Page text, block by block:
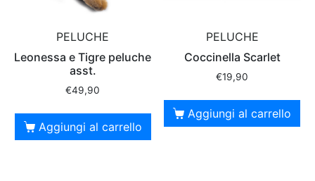
PELUCHE
Leonessa e Tigre peluche
asst.
€49,90
Aggiungi al carrello
PELUCHE
Coccinella Scarlet
€19,90
Aggiungi al carrello